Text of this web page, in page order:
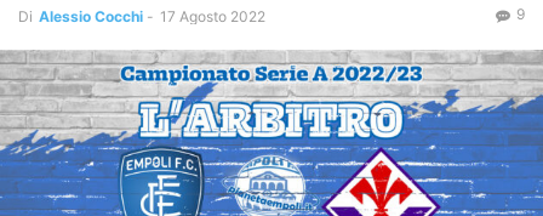
Di Alessio Cocchi - 17 Agosto 2022 9